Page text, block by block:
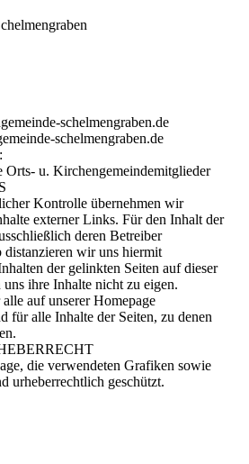
schelmengraben.de
schelmengraben.de
Orts- u. Kirchengemeindemitglieder
Kontrolle übernehmen wir
externer Links. Für den Inhalt der
deren Betreiber
wir uns hiermit
der gelinkten Seiten auf dieser
ihre Inhalte nicht zu eigen.
auf unserer Homepage
für alle Inhalte der Seiten, zu denen
die verwendeten Grafiken sowie
urheberrechtlich geschützt.